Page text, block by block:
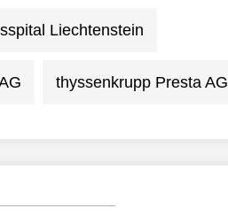
Liechtenstein
thyssenkrupp Presta AG